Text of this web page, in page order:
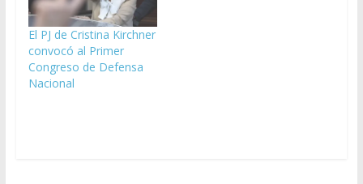
El PJ de Cristina Kirchner
convocó al Primer
Congreso de Defensa
Nacional